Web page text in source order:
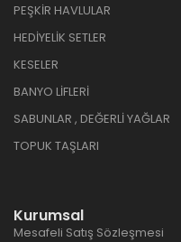
PEŞKİR HAVLULAR
HEDİYELİK SETLER
KESELER
BANYO LİFLERİ
SABUNLAR , DEĞERLİ YAĞLAR
TOPUK TAŞLARI
Kurumsal
Mesafeli Satış Sözleşmesi